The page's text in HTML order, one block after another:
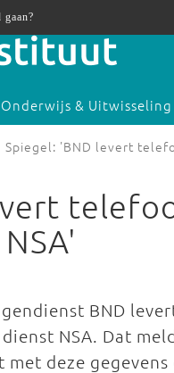
Onderwijs & Uitwisseling
Spiegel: 'BND levert
BND
NSA. Dat
deze